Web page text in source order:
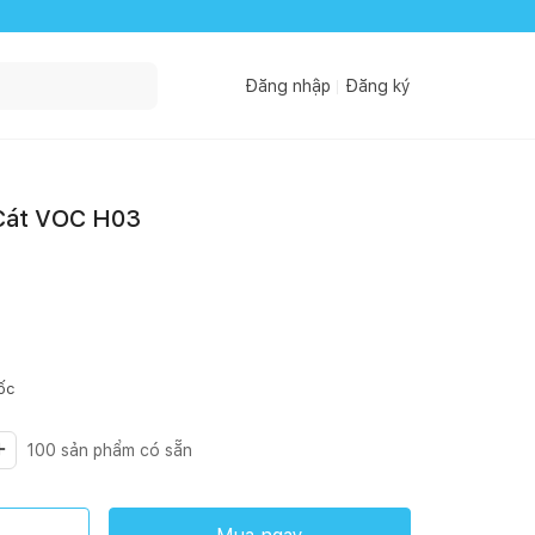
Đăng nhập Đăng ký
VOC H03
100 sản phẩm có sẵn